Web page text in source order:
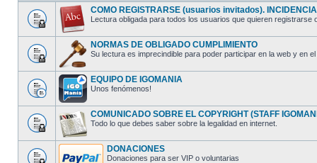
COMO REGISTRARSE (usuarios invitados).
Lectura obligada para todos los usuarios que quieren registrarse
NORMAS DE OBLIGADO CUMPLIMIENTO
Su lectura es imprecindible para poder participar en la web y en
EQUIPO DE IGOMANIA
Unos fenómenos!
COMUNICADO SOBRE EL COPYRIGHT (STAFF
Todo lo que debes saber sobre la legalidad en internet.
DONACIONES
Donaciones para ser VIP o voluntarias